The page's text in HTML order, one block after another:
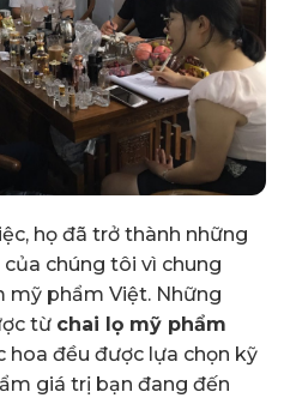
họ đã trở thành những
chúng tôi vì chung
mỹ phẩm Việt. Những
từ chai lọ mỹ phẩm
hoa đều được lựa chọn kỹ
giá trị bạn đang đến